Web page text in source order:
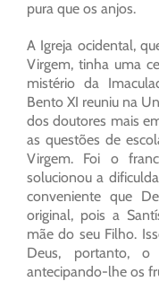
pura que os anjos.
A Igreja ocidental,
Virgem, tinha uma
mistério da
Bento XI reuniu na
dos doutores mais
as questões de
Virgem. Foi o
solucionou a
conveniente que
original, pois a
mãe do seu Filho.
Deus, portanto,
antecipando-lhe os